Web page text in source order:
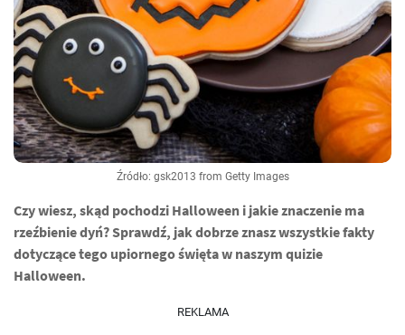
Źródło: gsk2013 from Getty Images
Czy wiesz, skąd pochodzi Halloween i jakie znaczenie ma
rzeźbienie dyń? Sprawdź, jak dobrze znasz wszystkie fakty
dotyczące tego upiornego święta w naszym quizie
Halloween.
REKLAMA